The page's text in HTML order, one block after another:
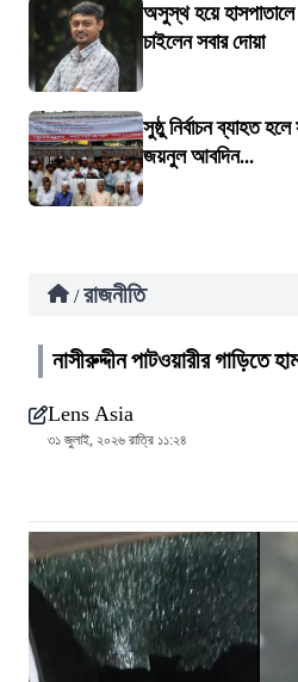
অসুস্থ হয়ে হাসপাতালে
চাইলেন সবার দোয়া
সুষ্ঠু নির্বাচন ব্যাহত
জয়নুল আবদিন...
/ রাজনীতি
নাসীরুদ্দীন পাটওয়ারীর গাড়িতে
Lens Asia
৩১ জুলাই, ২০২৬ রাত্রি ১১:২৪